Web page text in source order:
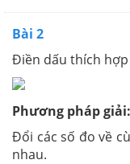
Bài 2
Điền dấu thích hợp
Phương pháp giải:
Đổi các số đo về
nhau.